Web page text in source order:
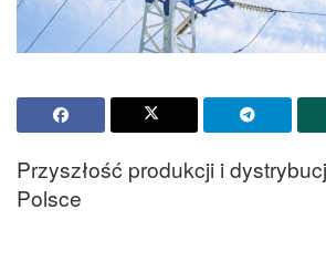
Przyszłość produkcji i
Polsce